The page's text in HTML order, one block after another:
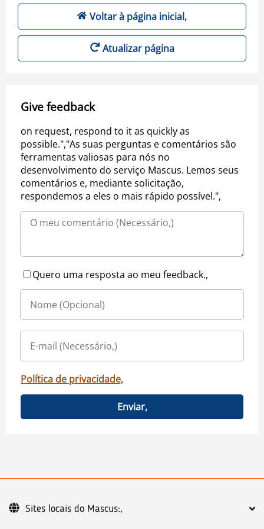
Voltar à página inicial,
Atualizar página
Give feedback
on request, respond to it as quickly as
possible.","As suas perguntas e comentários são
ferramentas valiosas para nós no
desenvolvimento do serviço Mascus. Lemos seus
comentários e, mediante solicitação,
respondemos a eles o mais rápido possível.",
Quero uma resposta ao meu feedback.,
Política de privacidade,
Enviar,
Sites locais do Mascus:,